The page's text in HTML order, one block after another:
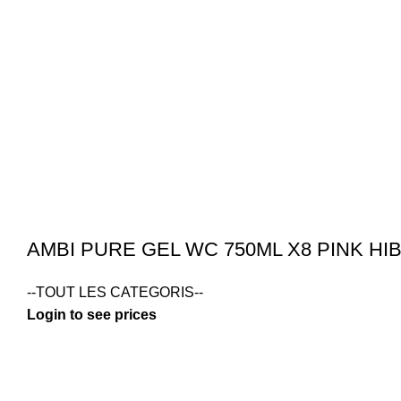
AMBI PURE GEL WC 750ML X8 PINK
--TOUT LES CATEGORIS--
Login to see prices